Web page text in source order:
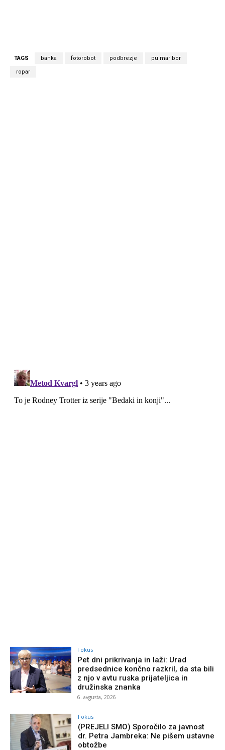
TAGS banka fotorobot podbrezje pu maribor
ropar
Fokus
Pet dni prikrivanja in laži: Urad
predsednice končno razkril, da sta bili
z njo v avtu ruska prijateljica in
družinska znanka
6. avgusta, 2026
Fokus
(PREJELI SMO) Sporočilo za javnost
dr. Petra Jambreka: Ne pišem ustavne
obtožbe